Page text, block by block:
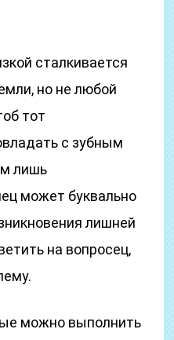
сталкивается
но не любой
тот
с зубным
лишь
может буквально
лишней
на вопросец,
можно выполнить